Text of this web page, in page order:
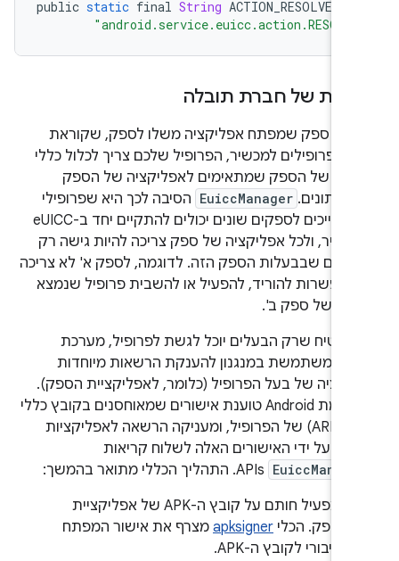
public static final String
של חברת תובלה
ספק שמפתח אפליקציה משלו לספק, שקוראת
פרופילים למכשיר, הפרופיל שלכם צריך לכלול כללי
של הספק שמתאימים לאפליקציה של הספק
EuiccManager הסיבה לכך היא שפרופילי
מינוי ששייכים לספקים שונים יכולים להתקיים יחד ב-eUICC
ולכל אפליקציה של ספק צריכה להיות גישה רק
שבבעלות הספק הזה. לדוגמה, לספק א' לא צריכה
אפשרות להוריד, להפעיל או להשבית פרופיל שנמצא
של ספק ב'.
שרק הבעלים יוכל לגשת לפרופיל, מערכת
Android משתמשת במנגנון להענקת הרשאות מיוחדות
של בעל הפרופיל (כלומר, לאפליקציית הספק).
פלטפורמת Android טוענת אישורים שמאוחסנים בקובץ כללי
הגישה (ARF) של הפרופיל, ומעניקה הרשאה לאפליקציות
על ידי האישורים האלה לשלוח קריאות
APIs. התהליך הכללי מתואר בהמשך:
המפעיל חותם על קובץ ה-APK של אפליקציית
הספק. הכליapksignerמצרף את אישור המפתח
הציבורי לקובץ ה-APK.